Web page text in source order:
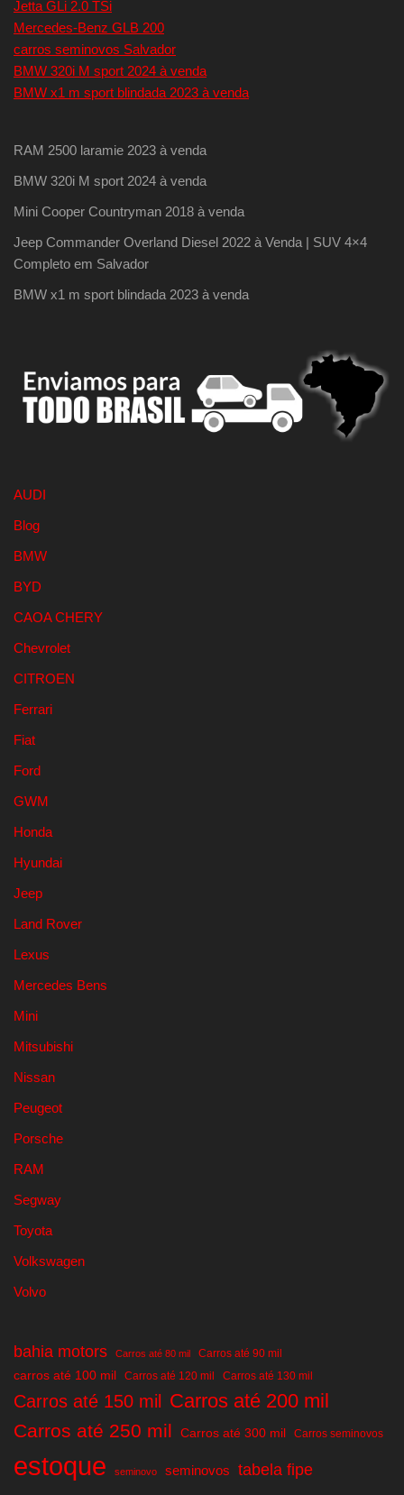
Jetta GLi 2.0 TSi
Mercedes-Benz GLB 200
carros seminovos Salvador
BMW 320i M sport 2024 à venda
BMW x1 m sport blindada 2023 à venda
RAM 2500 laramie 2023 à venda
BMW 320i M sport 2024 à venda
Mini Cooper Countryman 2018 à venda
Jeep Commander Overland Diesel 2022 à Venda | SUV 4×4
Completo em Salvador
BMW x1 m sport blindada 2023 à venda
AUDI
Blog
BMW
BYD
CAOA CHERY
Chevrolet
CITROEN
Ferrari
Fiat
Ford
GWM
Honda
Hyundai
Jeep
Land Rover
Lexus
Mercedes Bens
Mini
Mitsubishi
Nissan
Peugeot
Porsche
RAM
Segway
Toyota
Volkswagen
Volvo
bahia motors Carros até 80 mil Carros até 90 mil
carros até 100 mil Carros até 120 mil Carros até 130 mil
Carros até 150 mil Carros até 200 mil
Carros até 250 mil Carros até 300 mil Carros seminovos
estoque seminovo seminovos tabela fipe